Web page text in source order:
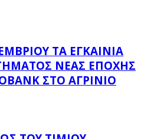
ΤΑ ΕΓΚΑΊΝΙΑ
ΝΈΑΣ ΕΠΟΧΉΣ
ΣΤΟ ΑΓΡΊΝΙΟ